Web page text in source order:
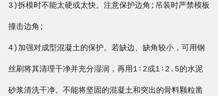
3)拆模时不能太硬或太快。注意保护边角;吊装时严禁模板
撞击边角;
4)加强对成型混凝土的保护。若缺边、缺角较小，可用钢
丝刷将其清理干净并充分湿润，再用1∶2或1∶2.5的水泥
砂浆清洗干净。不能将坚固的混凝土和突出的骨料颗粒凿